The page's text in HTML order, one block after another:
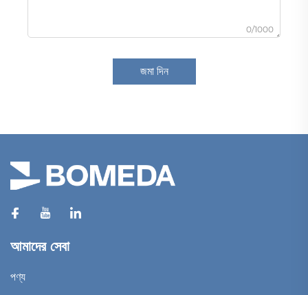
0/1000
জমা দিন
আমাদের সেবা
পণ্য